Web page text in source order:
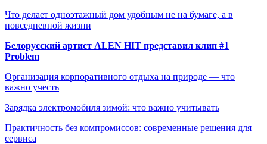
Что делает одноэтажный дом удобным не на бумаге, а в
повседневной жизни
Белорусский артист ALEN HIT представил клип #1
Problem
Организация корпоративного отдыха на природе — что
важно учесть
Зарядка электромобиля зимой: что важно учитывать
Практичность без компромиссов: современные решения для
сервиса